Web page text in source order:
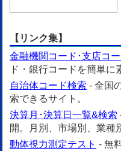
【リンク集】
金融機関コード･支店コ
ド・銀行コードを簡単に
自治体コード検索 - 全国
索できるサイト。
決算月･決算日一覧&検索
開。月別、市場別、業種
動体視力測定テスト - 無